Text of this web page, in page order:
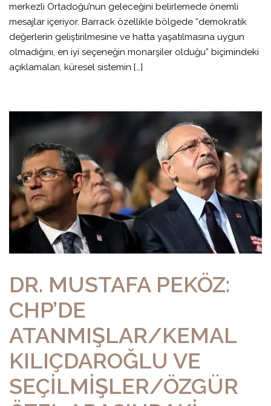
merkezli Ortadoğu’nun geleceğini belirlemede önemli
mesajlar içeriyor. Barrack özellikle bölgede “demokratik
değerlerin geliştirilmesine ve hatta yaşatılmasına uygun
olmadığını, en iyi seçeneğin monarşiler olduğu” biçimindeki
açıklamaları, küresel sistemin […]
DR. MUSTAFA PEKÖZ:
CHP’DE
ATANMIŞLAR/KEMAL
KILIÇDAROĞLU VE
SEÇİLMİŞLER/ÖZGÜR